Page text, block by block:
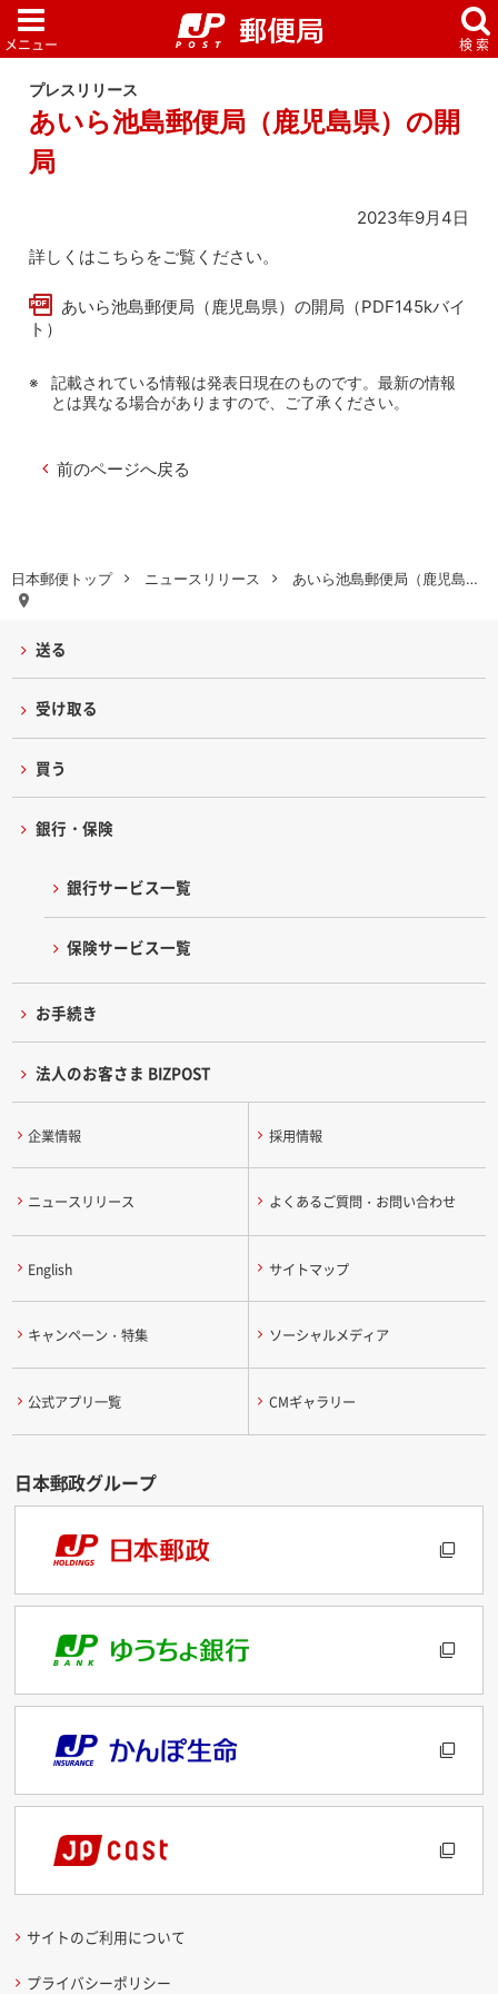
日本郵便トップ ニュースリリース あいら池島郵便局（鹿児島…
プレスリリース
あいら池島郵便局（鹿児島県）の開
局
2023年9月4日
詳しくはこちらをご覧ください。
あいら池島郵便局（鹿児島県）の開局（PDF145kバイ
ト）
記載されている情報は発表日現在のものです。最新の情報
とは異なる場合がありますので、ご了承ください。
前のページへ戻る
送る
受け取る
買う
銀行・保険
銀行サービス一覧
保険サービス一覧
お手続き
法人のお客さま BIZPOST
企業情報 採用情報
ニュースリリース よくあるご質問・お問い合わせ
English サイトマップ
キャンペーン・特集 ソーシャルメディア
公式アプリ一覧 CMギャラリー
サイトのご利用について
プライバシーポリシー